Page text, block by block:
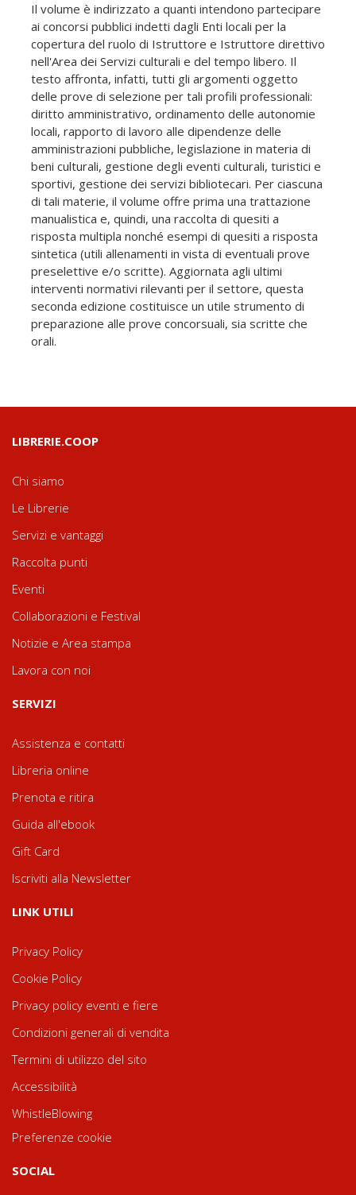
Il volume è indirizzato a quanti intendono partecipare
ai concorsi pubblici indetti dagli Enti locali per la
copertura del ruolo di Istruttore e Istruttore direttivo
nell'Area dei Servizi culturali e del tempo libero. Il
testo affronta, infatti, tutti gli argomenti oggetto
delle prove di selezione per tali profili professionali:
diritto amministrativo, ordinamento delle autonomie
locali, rapporto di lavoro alle dipendenze delle
amministrazioni pubbliche, legislazione in materia di
beni culturali, gestione degli eventi culturali, turistici e
sportivi, gestione dei servizi bibliotecari. Per ciascuna
di tali materie, il volume offre prima una trattazione
manualistica e, quindi, una raccolta di quesiti a
risposta multipla nonché esempi di quesiti a risposta
sintetica (utili allenamenti in vista di eventuali prove
preselettive e/o scritte). Aggiornata agli ultimi
interventi normativi rilevanti per il settore, questa
seconda edizione costituisce un utile strumento di
preparazione alle prove concorsuali, sia scritte che
orali.
LIBRERIE.COOP
Chi siamo
Le Librerie
Servizi e vantaggi
Raccolta punti
Eventi
Collaborazioni e Festival
Notizie e Area stampa
Lavora con noi
SERVIZI
Assistenza e contatti
Libreria online
Prenota e ritira
Guida all'ebook
Gift Card
Iscriviti alla Newsletter
LINK UTILI
Privacy Policy
Cookie Policy
Privacy policy eventi e fiere
Condizioni generali di vendita
Termini di utilizzo del sito
Accessibilità
WhistleBlowing
Preferenze cookie
SOCIAL